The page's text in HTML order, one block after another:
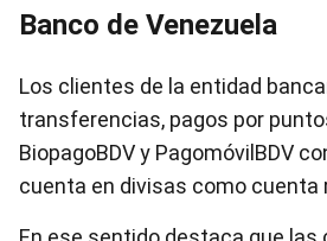
Banco de Venezuela
Los clientes de la entidad
transferencias, pagos por
BiopagoBDV y PagomóvilBDV
cuenta en divisas como cuenta